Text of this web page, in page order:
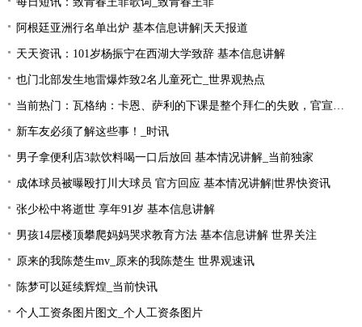
阿根廷亚洲行名单出炉 基本信息讲解|天天报道
天天资讯：101岁杨振宁在西湖大学致辞 基本信息讲解
也门北部发生地雷爆炸致2名儿童死亡_世界观热点
当前热门：瓦格纳：卡恩、萨利的下课是整个拜仁的失败，官宣的时机让我无言
新车友必须了解这些事！_时讯
男子拿便利店3款饮料喝一口后放回 基本情况讲解_当前独家
成体球员被曝殴打川大球员 官方回应 基本情况讲解|世界快资讯
张少松中将逝世 享年91岁 基本信息讲解
男孩14层楼顶攀爬妈妈哭求教育方法 基本信息讲解 世界关注
原来的我陈楚生mv_原来的我陈楚生 世界观速讯
陈梦可以延续辉煌_当前快讯
个人工资条图片图文_个人工资条图片